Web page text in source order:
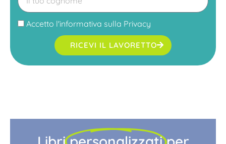
Accetto l'informativa sulla Privacy
RICEVI IL LAVORETTO